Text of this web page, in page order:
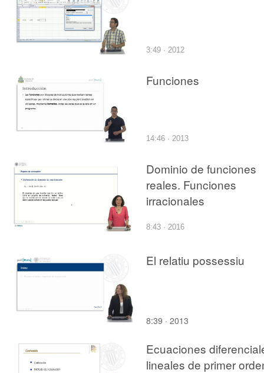
3:49 · 2012
Funciones
14:46 · 2013
Dominio de funciones
reales. Funciones
irracionales
8:43 · 2016
El relatiu possessiu
8:39 · 2013
Ecuaciones
lineales de primer